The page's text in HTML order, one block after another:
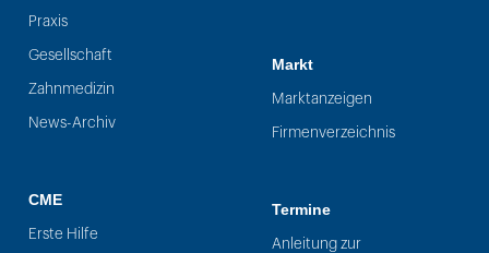
Praxis
Gesellschaft
Zahnmedizin
News-Archiv
CME
Erste Hilfe
Markt
Marktanzeigen
Firmenverzeichnis
Termine
Anleitung zur